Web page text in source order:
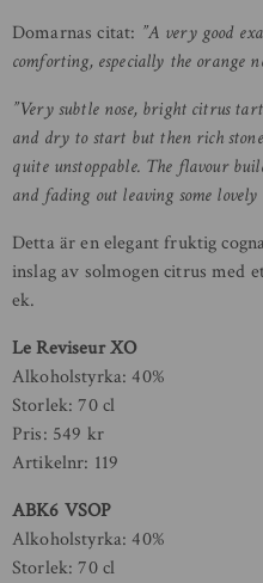
Domarnas citat: ”A very good
comforting, especially the orange
”Very subtle nose, bright citrus
and dry to start but then rich
quite unstoppable. The flavour
and fading out leaving some lovely
Detta är en elegant fruktig
inslag av solmogen citrus med
ek.
Le Reviseur XO
Alkoholstyrka: 40%
Storlek: 70 cl
Pris: 549 kr
Artikelnr: 119
ABK6 VSOP
Alkoholstyrka: 40%
Storlek: 70 cl